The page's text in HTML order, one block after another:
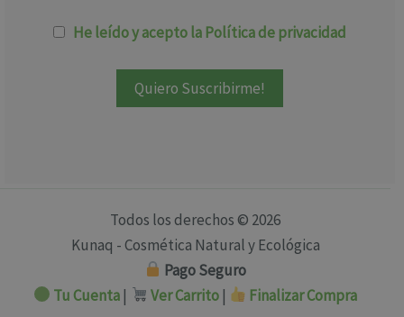
He leído y acepto la Política de privacidad
Todos los derechos © 2026
Kunaq - Cosmética Natural y Ecológica
Pago Seguro
Tu Cuenta| Ver Carrito| Finalizar Compra